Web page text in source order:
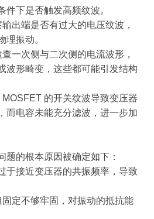
件下是否触发高频纹波。
出端是否有过大的电压纹波，
理振动。
一次侧与二次侧的电流波形，
波形畸变，这些都可能引发结构
的开关纹波导致变压器
而电容未能充分滤波，进一步加
题的根本原因被确定如下：
于接近变压器的共振频率，导致
定不够牢固，对振动的抵抗能